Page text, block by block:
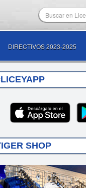
DIRECTIVOS 2023-2025
SHOP